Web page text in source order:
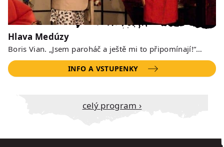
Hlava Medúzy
Boris Vian. „Jsem paroháč a ještě mi to připomínají!“…
INFO A VSTUPENKY
Celý program ›